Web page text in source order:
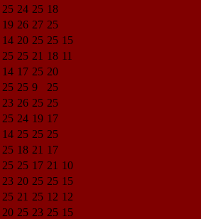
25 24 25 18
19 26 27 25
14 20 25 25 15
25 25 21 18 11
14 17 25 20
25 25 9
25
23 26 25 25
25 24 19 17
14 25 25 25
25 18 21 17
25 25 17 21 10
23 20 25 25 15
25 21 25 12 12
20 25 23 25 15